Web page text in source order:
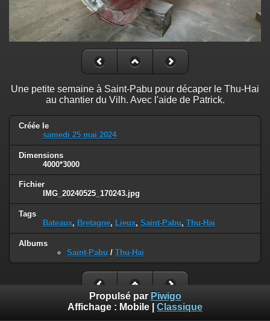
Une petite semaine à Saint-Pabu pour décaper le Thu-Hai
au chantier du Vilh. Avec l'aide de Patrick.
Créée le
samedi 25 mai 2024
Dimensions
4000*3000
Fichier
IMG_20240525_170243.jpg
Tags
Bateaux, Bretagne, Lieux, Saint-Pabu, Thu-Hai
Albums
Saint-Pabu / Thu-Hai
Propulsé par Piwigo
Affichage : Mobile Classique